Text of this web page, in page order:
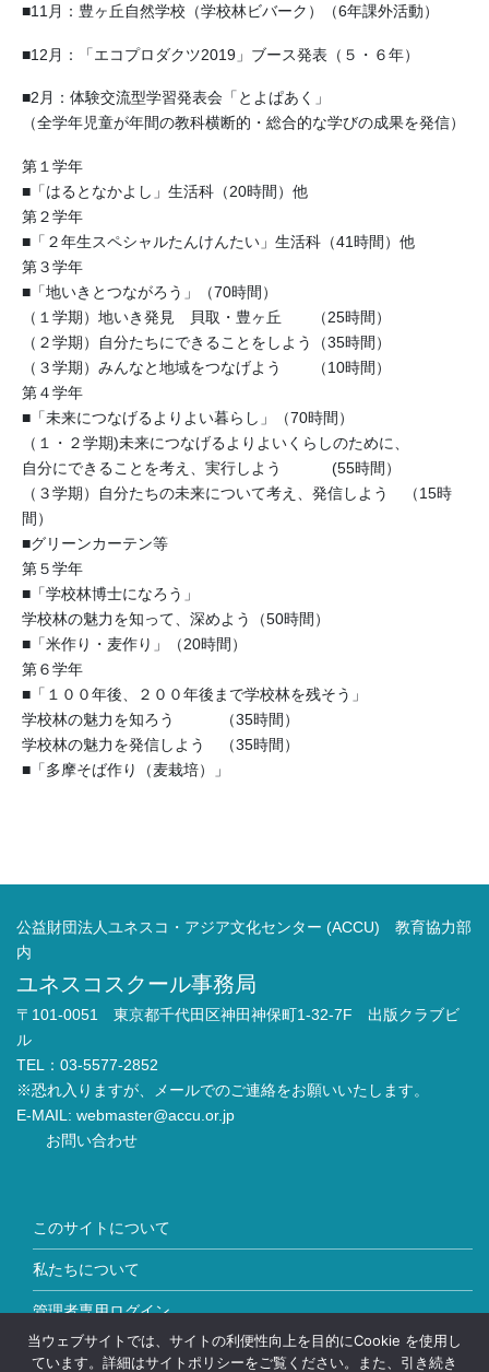
■11月：豊ヶ丘自然学校（学校林ビバーク）（6年課外活動）
■12月：「エコプロダクツ2019」ブース発表（５・６年）
■2月：体験交流型学習発表会「とよぱあく」
（全学年児童が年間の教科横断的・総合的な学びの成果を発信）
第１学年
■「はるとなかよし」生活科（20時間）他
第２学年
■「２年生スペシャルたんけんたい」生活科（41時間）他
第３学年
■「地いきとつながろう」（70時間）
（１学期）地いき発見 貝取・豊ヶ丘 （25時間）
（２学期）自分たちにできることをしよう（35時間）
（３学期）みんなと地域をつなげよう （10時間）
第４学年
■「未来につなげるよりよい暮らし」（70時間）
（１・２学期)未来につなげるよりよいくらしのために、
自分にできることを考え、実行しよう (55時間）
（３学期）自分たちの未来について考え、発信しよう （15時
間）
■グリーンカーテン等
第５学年
■「学校林博士になろう」
学校林の魅力を知って、深めよう（50時間）
■「米作り・麦作り」（20時間）
第６学年
■「１００年後、２００年後まで学校林を残そう」
学校林の魅力を知ろう （35時間）
学校林の魅力を発信しよう （35時間）
■「多摩そば作り（麦栽培）」
公益財団法人ユネスコ・アジア文化センター (ACCU) 教育協力部
内
ユネスコスクール事務局
〒101-0051 東京都千代田区神田神保町1-32-7F 出版クラブビ
ル
TEL：03-5577-2852
※恐れ入りますが、メールでのご連絡をお願いいたします。
E-MAIL: webmaster@accu.or.jp
お問い合わせ
このサイトについて
私たちについて
管理者専用ログイン
Copyright © ユネスコスクール All Rights Reserved.
当ウェブサイトでは、サイトの利便性向上を目的にCookie を使用し
ています。詳細はサイトポリシーをご覧ください。また、引き続き